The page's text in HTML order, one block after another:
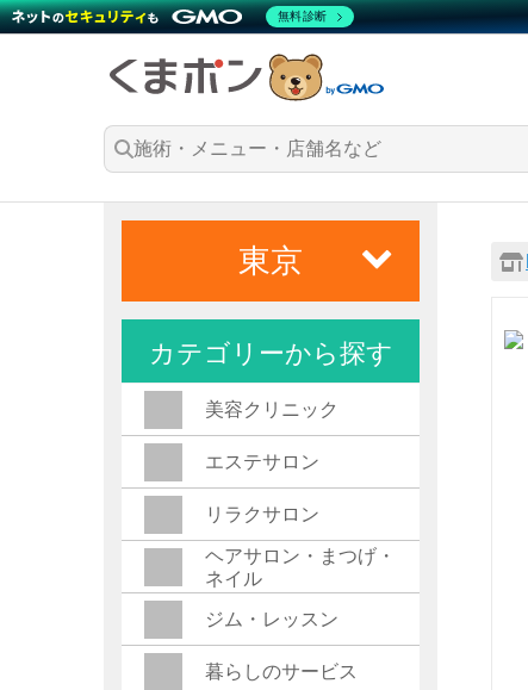
東京
カテゴリーから探す
美容クリニック
エステサロン
リラクサロン
ヘアサロン・まつげ・
ネイル
ジム・レッスン
暮らしのサービス
無料診断